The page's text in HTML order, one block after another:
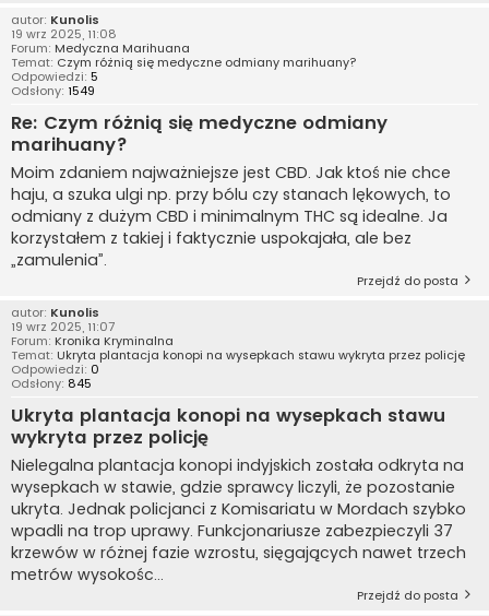
autor: Kunolis
19 wrz 2025, 11:08
Forum: Medyczna Marihuana
Temat: Czym różnią się medyczne odmiany marihuany?
Odpowiedzi: 5
Odsłony: 1549
Re: Czym różnią się medyczne odmiany
marihuany?
Moim zdaniem najważniejsze jest CBD. Jak ktoś nie chce
haju, a szuka ulgi np. przy bólu czy stanach lękowych, to
odmiany z dużym CBD i minimalnym THC są idealne. Ja
korzystałem z takiej i faktycznie uspokajała, ale bez
„zamulenia”.
Przejdź do posta
autor: Kunolis
19 wrz 2025, 11:07
Forum: Kronika Kryminalna
Temat: Ukryta plantacja konopi na wysepkach stawu wykryta przez policję
Odpowiedzi: 0
Odsłony: 845
Ukryta plantacja konopi na wysepkach stawu
wykryta przez policję
Nielegalna plantacja konopi indyjskich została odkryta na
wysepkach w stawie, gdzie sprawcy liczyli, że pozostanie
ukryta. Jednak policjanci z Komisariatu w Mordach szybko
wpadli na trop uprawy. Funkcjonariusze zabezpieczyli 37
krzewów w różnej fazie wzrostu, sięgających nawet trzech
metrów wysokośc...
Przejdź do posta